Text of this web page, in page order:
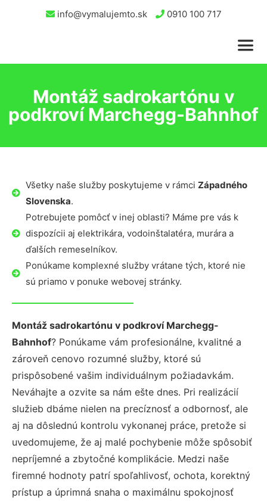
info@vymalujemto.sk 0910 100 717
Montáž sadrokartónu v
podkroví Marchegg-Bahnhof
Všetky naše služby poskytujeme v rámci Západného
Slovenska.
Potrebujete pomôcť v inej oblasti? Máme pre vás k
dispozícii aj elektrikára, vodoinštalatéra, murára a
ďalších remeselníkov.
Ponúkame komplexné služby vrátane tých, ktoré nie
sú priamo v ponuke webovej stránky.
Montáž sadrokartónu v podkroví Marchegg-
Bahnhof? Ponúkame vám profesionálne, kvalitné a
zároveň cenovo rozumné služby, ktoré sú
prispôsobené vašim individuálnym požiadavkám.
Neváhajte a ozvite sa nám ešte dnes. Pri realizácií
služieb dbáme nielen na precíznosť a odbornosť, ale
aj na dôslednú kontrolu vykonanej práce, pretože si
uvedomujeme, že aj malé pochybenie môže spôsobiť
nepríjemné a zbytočné komplikácie. Medzi naše
firemné hodnoty patrí spoľahlivosť, ochota, korektný
prístup a úprimná snaha o maximálnu spokojnosť